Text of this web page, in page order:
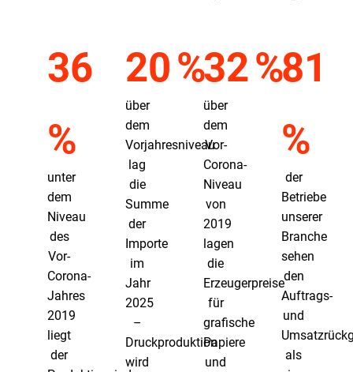
36
%
unter
dem
Niveau
des
Vor-
Corona-
Jahres
2019
liegt
der
20 %
über
dem
Vorjahresniveau
lag
die
Summe
der
Importe
im
Jahr
2025
–
Druckproduktion
wird
32 %
über
dem
Vor-
Corona-
Niveau
von
2019
lagen
die
Erzeugerpreise
für
grafische
Papiere
und
81
%
der
Betriebe
unserer
Branche
sehen
den
Auftrags-
und
als